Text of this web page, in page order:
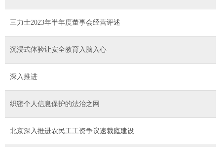
三力士2023年半年度董事会经营评述
沉浸式体验让安全教育入脑入心
深入推进
织密个人信息保护的法治之网
北京深入推进农民工工资争议速裁庭建设